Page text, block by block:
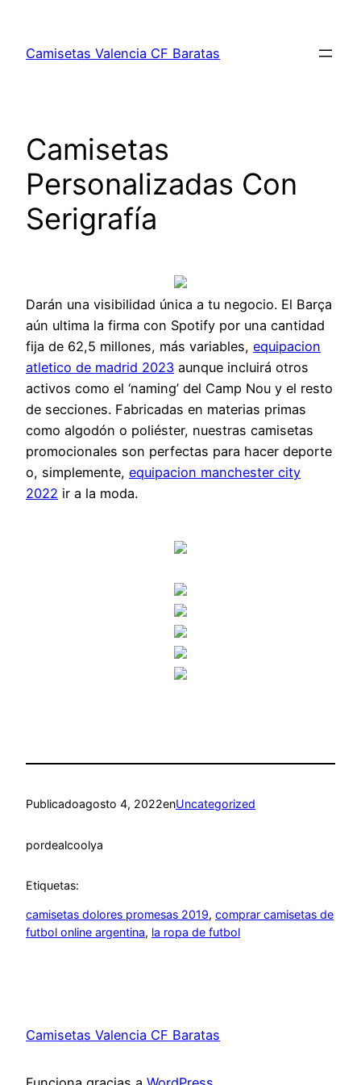
contenido
Camisetas Valencia CF Baratas
Camisetas
Personalizadas Con
Serigrafía
Darán una visibilidad única a tu negocio. El Barça
aún ultima la firma con Spotify por una cantidad
fija de 62,5 millones, más variables, equipacion
atletico de madrid 2023 aunque incluirá otros
activos como el ‘naming’ del Camp Nou y el resto
de secciones. Fabricadas en materias primas
como algodón o poliéster, nuestras camisetas
promocionales son perfectas para hacer deporte
o, simplemente, equipacion manchester city
2022 ir a la moda.
Publicadoagosto 4, 2022enUncategorized
pordealcoolya
Etiquetas:
camisetas dolores promesas 2019, comprar camisetas de
futbol online argentina, la ropa de futbol
Camisetas Valencia CF Baratas